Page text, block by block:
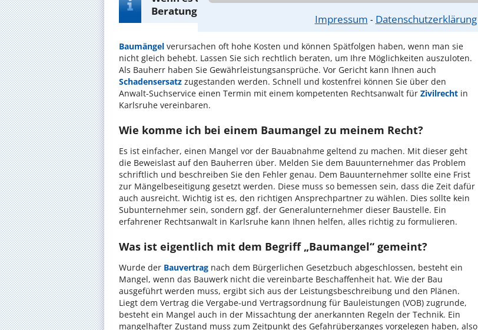
Impressum ⁃ Datenschutzerklärung
Beratung hilfreich – hier finden Sie Ihren Anwalt in Karlsruhe.
Baumängel verursachen oft hohe Kosten und können Spätfolgen haben, wenn man sie
nicht gleich behebt. Lassen Sie sich rechtlich beraten, um Ihre Möglichkeiten auszuloten.
Als Bauherr haben Sie Gewährleistungsansprüche. Vor Gericht kann Ihnen auch
Schadensersatz zugestanden werden. Schnell und kostenfrei können Sie über den
Anwalt-Suchservice einen Termin mit einem kompetenten Rechtsanwalt für Zivilrecht in
Karlsruhe vereinbaren.
Wie komme ich bei einem Baumangel zu meinem Recht?
Es ist einfacher, einen Mangel vor der Bauabnahme geltend zu machen. Mit dieser geht
die Beweislast auf den Bauherren über. Melden Sie dem Bauunternehmer das Problem
schriftlich und beschreiben Sie den Fehler genau. Dem Bauunternehmer sollte eine Frist
zur Mängelbeseitigung gesetzt werden. Diese muss so bemessen sein, dass die Zeit dafür
auch ausreicht. Wichtig ist es, den richtigen Ansprechpartner zu wählen. Dies sollte kein
Subunternehmer sein, sondern ggf. der Generalunternehmer dieser Baustelle. Ein
erfahrener Rechtsanwalt in Karlsruhe kann Ihnen helfen, alles richtig zu formulieren.
Was ist eigentlich mit dem Begriff „Baumangel“ gemeint?
Wurde der Bauvertrag nach dem Bürgerlichen Gesetzbuch abgeschlossen, besteht ein
Mangel, wenn das Bauwerk nicht die vereinbarte Beschaffenheit hat. Wie der Bau
ausgeführt werden muss, ergibt sich aus der Leistungsbeschreibung und den Plänen.
Liegt dem Vertrag die Vergabe-und Vertragsordnung für Bauleistungen (VOB) zugrunde,
besteht ein Mangel auch in der Missachtung der anerkannten Regeln der Technik. Ein
mangelhafter Zustand muss zum Zeitpunkt des Gefahrüberganges vorgelegen haben, also